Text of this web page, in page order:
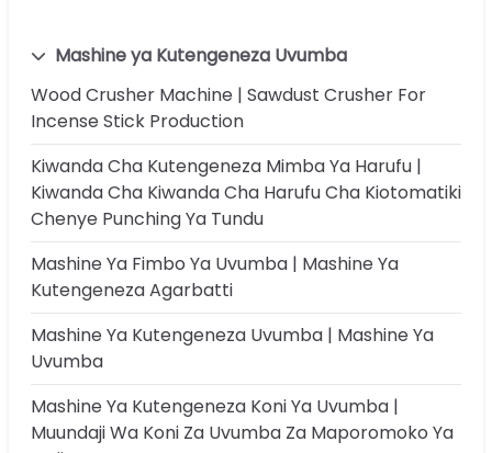
Mashine ya Kutengeneza Uvumba
Wood Crusher Machine | Sawdust Crusher For
Incense Stick Production
Kiwanda Cha Kutengeneza Mimba Ya Harufu |
Kiwanda Cha Kiwanda Cha Harufu Cha Kiotomatiki
Chenye Punching Ya Tundu
Mashine Ya Fimbo Ya Uvumba | Mashine Ya
Kutengeneza Agarbatti
Mashine Ya Kutengeneza Uvumba | Mashine Ya
Uvumba
Mashine Ya Kutengeneza Koni Ya Uvumba |
Muundaji Wa Koni Za Uvumba Za Maporomoko Ya